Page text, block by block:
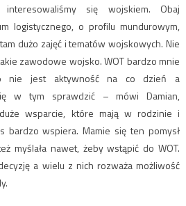
się wojskiem. Obaj
logistycznego, o profilu mundurowym,
dużo zajęć i tematów wojskowych. Nie
zawodowe wojsko. WOT bardzo mnie
nie jest aktywność na co dzień a
w tym sprawdzić – mówi Damian,
wsparcie, które mają w rodzinie i
bardzo wspiera. Mamie się ten pomysł
myślała nawet, żeby wstąpić do WOT.
a wielu z nich rozważa możliwość